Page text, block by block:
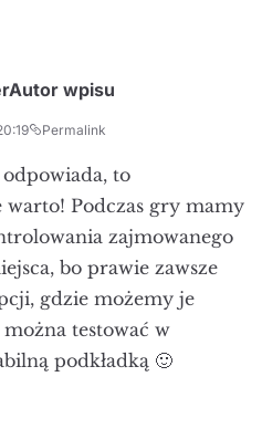
Autor wpisu
Permalink
to
warto! Podczas gry mamy
zajmowanego
bo prawie zawsze
gdzie możemy je
można testować w
podkładką 🙂